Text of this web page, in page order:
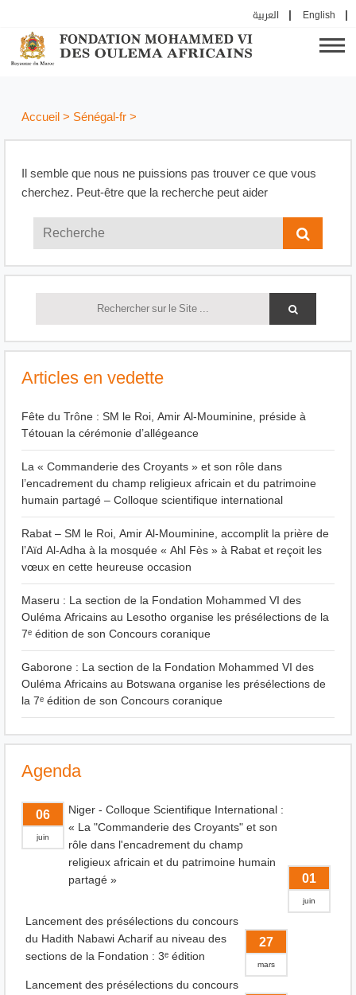
العربية English
Accueil> Sénégal-fr>
Il semble que nous ne puissions pas trouver ce que vous
cherchez. Peut-être que la recherche peut aider
Articles en vedette
Fête du Trône : SM le Roi, Amir Al-Mouminine, préside à
Tétouan la cérémonie d’allégeance
La « Commanderie des Croyants » et son rôle dans
l’encadrement du champ religieux africain et du patrimoine
humain partagé – Colloque scientifique international
Rabat – SM le Roi, Amir Al-Mouminine, accomplit la prière de
l’Aïd Al-Adha à la mosquée « Ahl Fès » à Rabat et reçoit les
vœux en cette heureuse occasion
Maseru : La section de la Fondation Mohammed VI des
Ouléma Africains au Lesotho organise les présélections de la
7ᵉ édition de son Concours coranique
Gaborone : La section de la Fondation Mohammed VI des
Ouléma Africains au Botswana organise les présélections de
la 7ᵉ édition de son Concours coranique
Agenda
06
juin
Niger - Colloque Scientifique International :
« La "Commanderie des Croyants" et son
rôle dans l'encadrement du champ
religieux africain et du patrimoine humain
partagé »
01
juin
Lancement des présélections du concours
du Hadith Nabawi Acharif au niveau des
sections de la Fondation : 3ᵉ édition
27
mars
Lancement des présélections du concours